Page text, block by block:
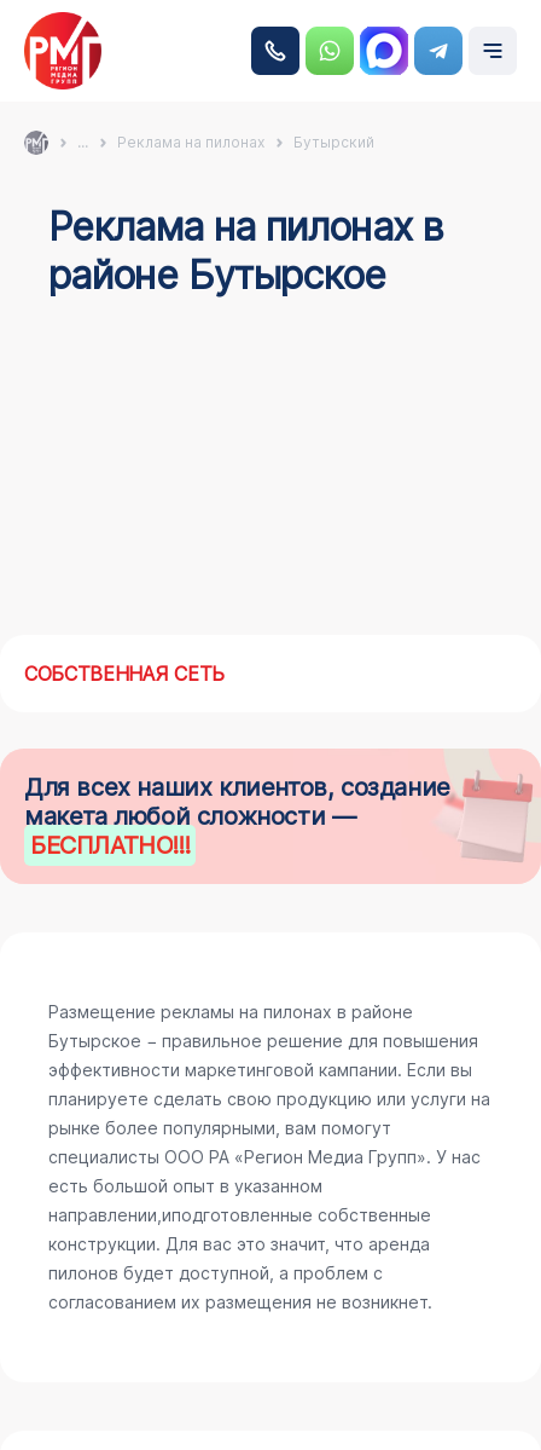
... Реклама на пилонах Бутырский
Реклама на пилонах в
районе Бутырское
СОБСТВЕННАЯ СЕТЬ
Для всех наших клиентов, создание
макета любой сложности —
БЕСПЛАТНО!!!
Размещение рекламы на пилонах в районе
Бутырское − правильное решение для повышения
эффективности маркетинговой кампании. Если вы
планируете сделать свою продукцию или услуги на
рынке более популярными, вам помогут
специалисты ООО РА «Регион Медиа Групп». У нас
есть большой опыт в указанном
направлении,иподготовленные собственные
конструкции. Для вас это значит, что аренда
пилонов будет доступной, а проблем с
согласованием их размещения не возникнет.